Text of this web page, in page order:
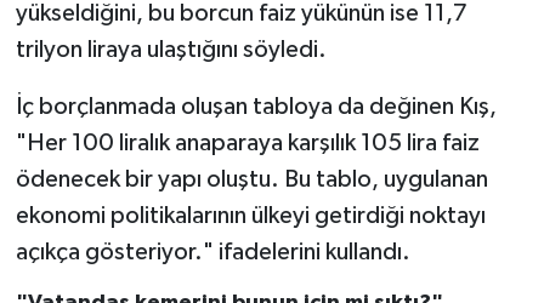
yükseldiğini, bu borcun faiz yükünün ise 11,7
trilyon liraya ulaştığını söyledi.
İç borçlanmada oluşan tabloya da değinen Kış,
"Her 100 liralık anaparaya karşılık 105 lira faiz
ödenecek bir yapı oluştu. Bu tablo, uygulanan
ekonomi politikalarının ülkeyi getirdiği noktayı
açıkça gösteriyor." ifadelerini kullandı.